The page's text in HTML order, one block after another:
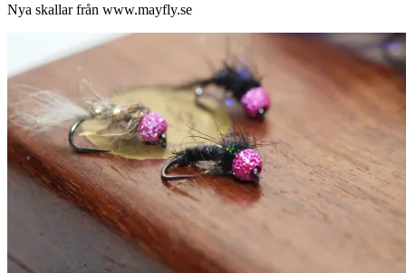
Nya skallar från www.mayfly.se